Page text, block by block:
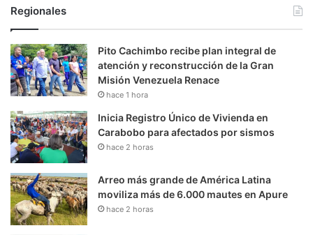
Regionales
Pito Cachimbo recibe plan integral de
atención y reconstrucción de la Gran
Misión Venezuela Renace
hace 1 hora
Inicia Registro Único de Vivienda en
Carabobo para afectados por sismos
hace 2 horas
Arreo más grande de América Latina
moviliza más de 6.000 mautes en Apure
hace 2 horas